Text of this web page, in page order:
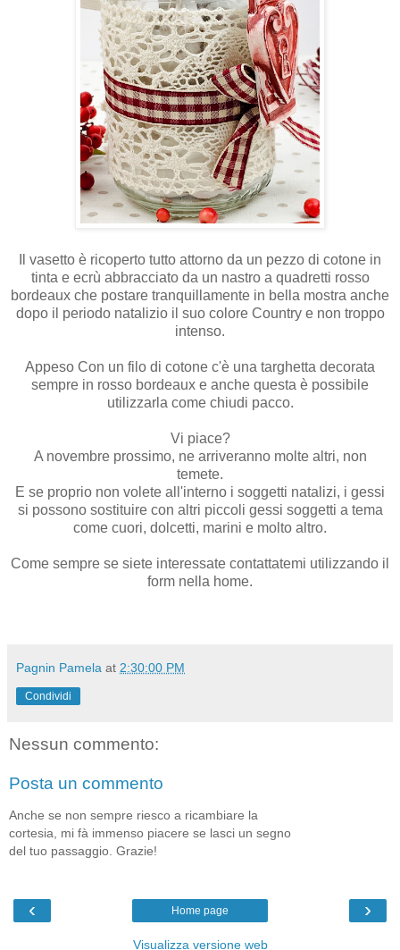
Il vasetto è ricoperto tutto attorno da un pezzo di cotone in
tinta e ecrù abbracciato da un nastro a quadretti rosso
bordeaux che postare tranquillamente in bella mostra anche
dopo il periodo natalizio il suo colore Country e non troppo
intenso.
Appeso Con un filo di cotone c'è una targhetta decorata
sempre in rosso bordeaux e anche questa è possibile
utilizzarla come chiudi pacco.
Vi piace?
A novembre prossimo, ne arriveranno molte altri, non
temete.
E se proprio non volete all'interno i soggetti natalizi, i gessi
si possono sostituire con altri piccoli gessi soggetti a tema
come cuori, dolcetti, marini e molto altro.
Come sempre se siete interessate contattatemi utilizzando il
form nella home.
Pagnin Pamela at 2:30:00 PM
Condividi
Nessun commento:
Posta un commento
Anche se non sempre riesco a ricambiare la
cortesia, mi fà immenso piacere se lasci un segno
del tuo passaggio. Grazie!
‹ ›
Home page
Visualizza versione web